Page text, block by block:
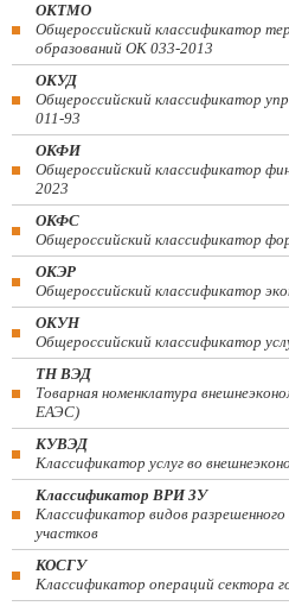
ОКТМО
Общероссийский классификатор
образований ОК 033-2013
ОКУД
Общероссийский классификатор
011-93
ОКФИ
Общероссийский классификатор
2023
ОКФС
Общероссийский классификатор
ОКЭР
Общероссийский классификатор
ОКУН
Общероссийский классификатор
ТН ВЭД
Товарная номенклатура
ЕАЭС)
КУВЭД
Классификатор услуг во
Классификатор ВРИ ЗУ
Классификатор видов разрешенного
участков
КОСГУ
Классификатор операций сектора